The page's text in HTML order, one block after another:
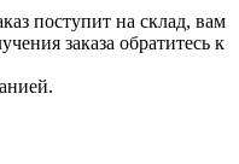
поступит на склад, вам
заказа обратитесь к